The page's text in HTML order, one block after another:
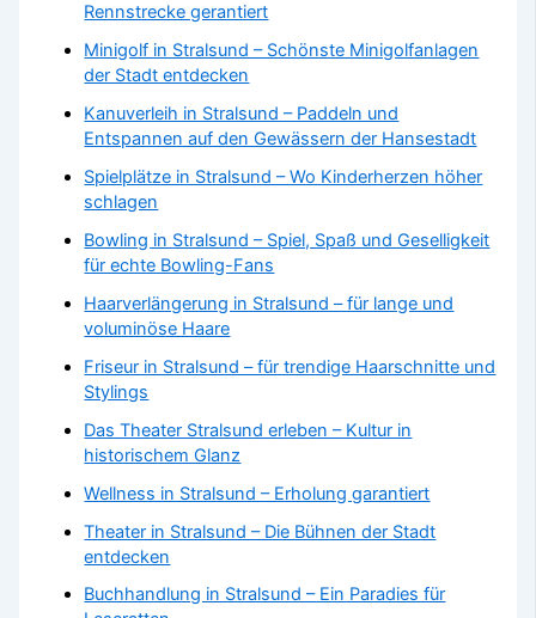
Rennstrecke gerantiert
Minigolf in Stralsund – Schönste Minigolfanlagen
der Stadt entdecken
Kanuverleih in Stralsund – Paddeln und
Entspannen auf den Gewässern der Hansestadt
Spielplätze in Stralsund – Wo Kinderherzen höher
schlagen
Bowling in Stralsund – Spiel, Spaß und Geselligkeit
für echte Bowling-Fans
Haarverlängerung in Stralsund – für lange und
voluminöse Haare
Friseur in Stralsund – für trendige Haarschnitte und
Stylings
Das Theater Stralsund erleben – Kultur in
historischem Glanz
Wellness in Stralsund – Erholung garantiert
Theater in Stralsund – Die Bühnen der Stadt
entdecken
Buchhandlung in Stralsund – Ein Paradies für